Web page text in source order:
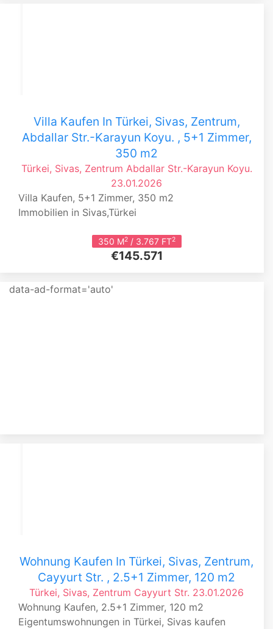
Villa Kaufen In Türkei, Sivas, Zentrum,
Abdallar Str.-Karayun Koyu. , 5+1 Zimmer,
350 m2
Türkei, Sivas, Zentrum Abdallar Str.-Karayun Koyu.
23.01.2026
Villa Kaufen, 5+1 Zimmer, 350 m2
Immobilien in Sivas,Türkei
350 M2/ 3.767 FT2
€145.571
data-ad-format='auto'
Wohnung Kaufen In Türkei, Sivas, Zentrum,
Cayyurt Str. , 2.5+1 Zimmer, 120 m2
Türkei, Sivas, Zentrum Cayyurt Str. 23.01.2026
Wohnung Kaufen, 2.5+1 Zimmer, 120 m2
Eigentumswohnungen in Türkei, Sivas kaufen